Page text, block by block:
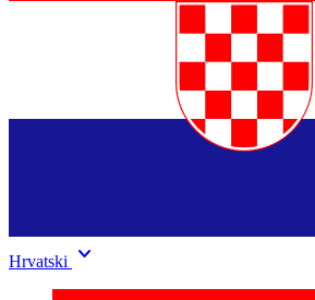
Hrvatski keyboard_arrow_down